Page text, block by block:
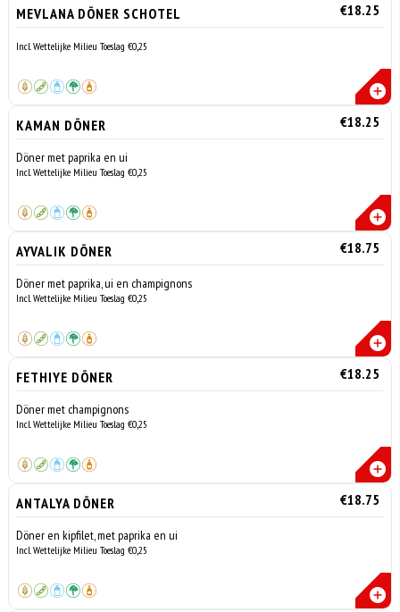
MEVLANA DÖNER SCHOTEL €18.25
Incl. Wettelijke Milieu Toeslag €0,25
KAMAN DÖNER €18.25
Döner met paprika en ui
Incl. Wettelijke Milieu Toeslag €0,25
AYVALIK DÖNER €18.75
Döner met paprika, ui en champignons
Incl. Wettelijke Milieu Toeslag €0,25
FETHIYE DÖNER €18.25
Döner met champignons
Incl. Wettelijke Milieu Toeslag €0,25
ANTALYA DÖNER €18.75
Döner en kipfilet, met paprika en ui
Incl. Wettelijke Milieu Toeslag €0,25